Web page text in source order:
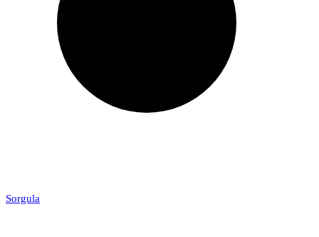
Sorgula